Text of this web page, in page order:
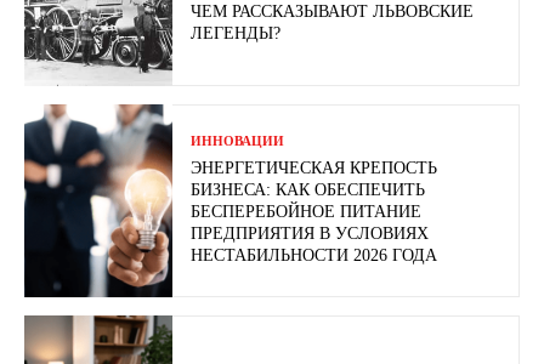
ЧЕМ РАССКАЗЫВАЮТ ЛЬВОВСКИЕ
ЛЕГЕНДЫ?
ИННОВАЦИИ
ЭНЕРГЕТИЧЕСКАЯ КРЕПОСТЬ
БИЗНЕСА: КАК ОБЕСПЕЧИТЬ
БЕСПЕРЕБОЙНОЕ ПИТАНИЕ
ПРЕДПРИЯТИЯ В УСЛОВИЯХ
НЕСТАБИЛЬНОСТИ 2026 ГОДА